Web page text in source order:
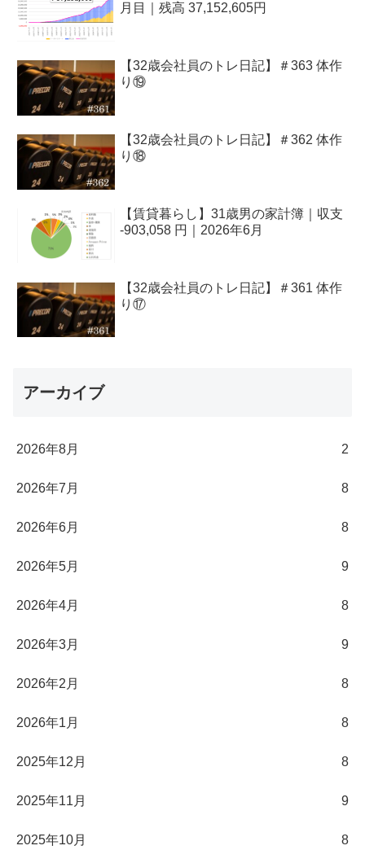
月目｜残高 37,152,605円
【32歳会社員のトレ日記】＃363 体作
り⑲
【32歳会社員のトレ日記】＃362 体作
り⑱
【賃貸暮らし】31歳男の家計簿｜収支
-903,058 円｜2026年6月
【32歳会社員のトレ日記】＃361 体作
り⑰
アーカイブ
2026年8月 2
2026年7月 8
2026年6月 8
2026年5月 9
2026年4月 8
2026年3月 9
2026年2月 8
2026年1月 8
2025年12月 8
2025年11月 9
2025年10月 8